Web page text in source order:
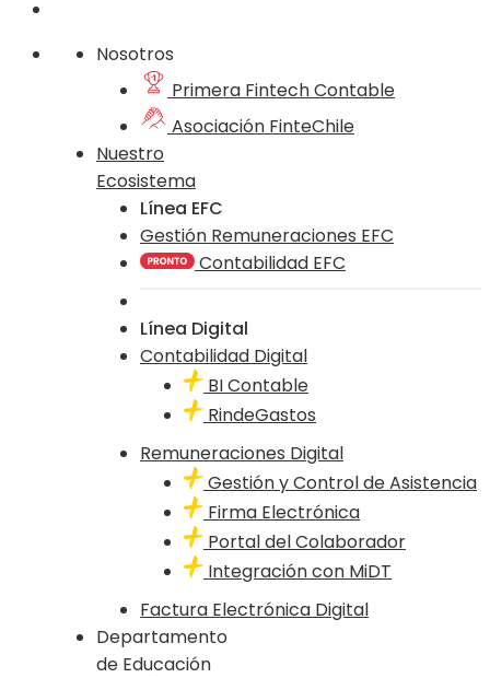
Nosotros
Primera Fintech Contable
Asociación FinteChile
Nuestro
Ecosistema
Línea EFC
Gestión Remuneraciones EFC
Contabilidad EFC
Línea Digital
Contabilidad Digital
BI Contable
RindeGastos
Remuneraciones Digital
Gestión y Control de Asistencia
Firma Electrónica
Portal del Colaborador
Integración con MiDT
Factura Electrónica Digital
Departamento
de Educación